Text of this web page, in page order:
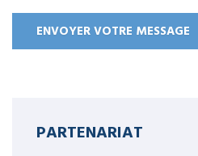
PARTENARIAT